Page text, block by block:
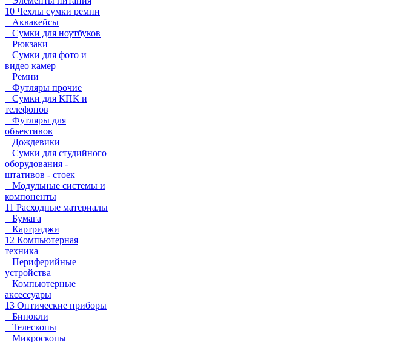
10 Чехлы сумки ремни
Аквакейсы
Сумки для ноутбуков
Рюкзаки
Сумки для фото и
видео камер
Ремни
Футляры прочие
Сумки для КПК и
телефонов
Футляры для
объективов
Дождевики
Сумки для студийного
оборудования -
штативов - стоек
Модульные системы и
компоненты
11 Расходные материалы
Бумага
Картриджи
12 Компьютерная
техника
Периферийные
устройства
Компьютерные
аксессуары
13 Оптические приборы
Бинокли
Телескопы
Микроскопы